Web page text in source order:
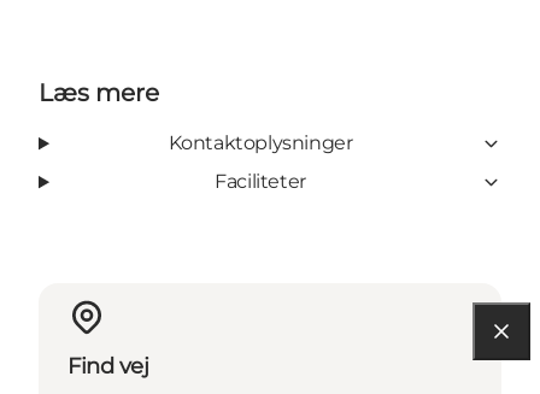
Læs mere
Kontaktoplysninger
Faciliteter
Find vej